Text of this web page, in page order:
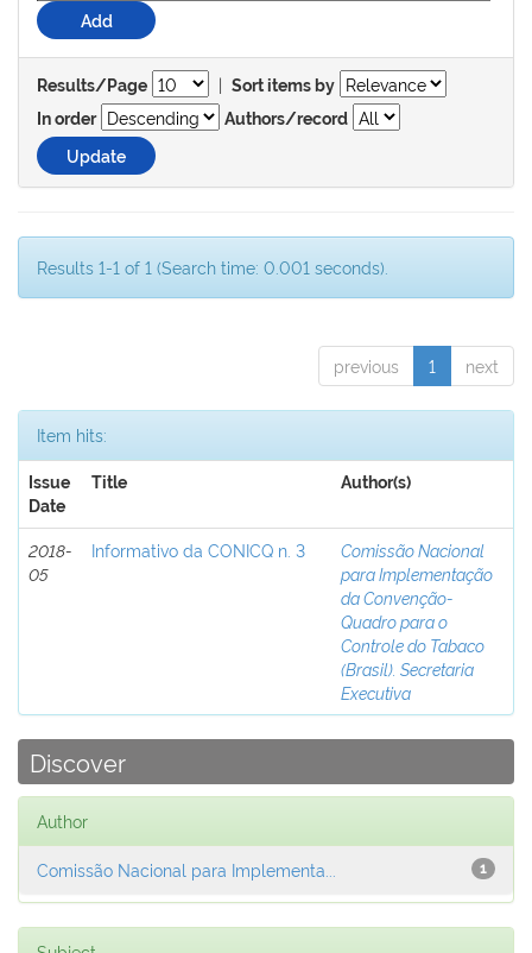
Results/Page | Sort items by
In order
Authors/record
Results 1-1 of 1 (Search time: 0.001 seconds).
previous 1 next
Item hits:
Issue
Date
Title Author(s)
2018-
05
Informativo da CONICQ n. 3
Comissão Nacional
para Implementação
da Convenção-
Quadro para o
Controle do Tabaco
(Brasil). Secretaria
Executiva
Discover
Author
1
Comissão Nacional para Implementa...